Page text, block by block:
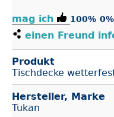
mag ich 100% 0%
einen Freund
Produkt
Tischdecke
Hersteller, Marke
Tukan